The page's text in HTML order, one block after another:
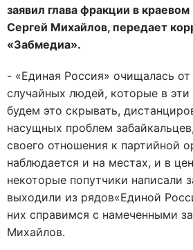
заявил глава фракции в
Сергей Михайлов, передает
«Забмедиа».
- «Единая Россия» очищалась от
случайных людей, которые в
будем это скрывать,
насущных проблем
своего отношения к партийной
наблюдается и на местах, и в
некоторые попутчики написали
выходили из рядов«Единой
них справимся с намеченными
Михайлов.